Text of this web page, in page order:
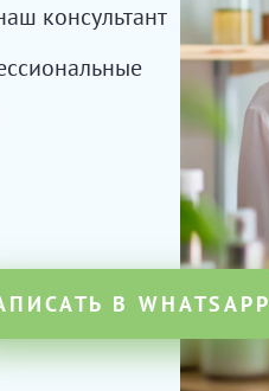
консультант
В WHATSAPP